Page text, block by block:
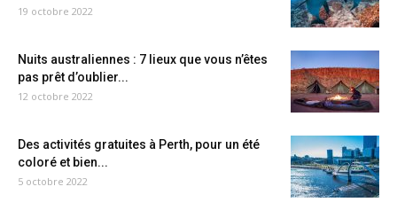
19 octobre 2022
Nuits australiennes : 7 lieux que vous n’êtes
pas prêt d’oublier...
12 octobre 2022
Des activités gratuites à Perth, pour un été
coloré et bien...
5 octobre 2022